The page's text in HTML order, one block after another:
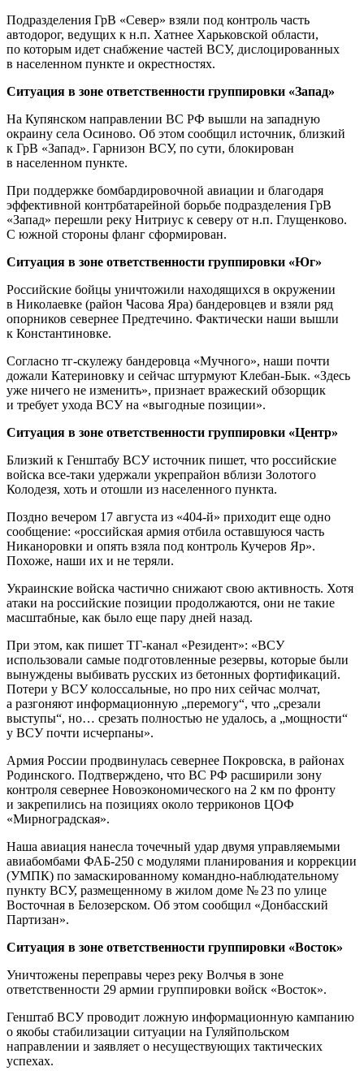
Подразделения ГрВ «Север» взяли под контроль часть
автодорог, ведущих к н.п. Хатнее Харьковской области,
по которым идет снабжение частей ВСУ, дислоцированных
в населенном пункте и окрестностях.
Ситуация в зоне ответственности группировки «Запад»
На Купянском направлении ВС РФ вышли на западную
окраину села Осиново. Об этом сообщил источник, близкий
к ГрВ «Запад». Гарнизон ВСУ, по сути, блокирован
в населенном пункте.
При поддержке бомбардировочной авиации и благодаря
эффективной контрбатарейной борьбе подразделения ГрВ
«Запад» перешли реку Нитриус к северу от н.п. Глущенково.
С южной стороны фланг сформирован.
Ситуация в зоне ответственности группировки «Юг»
Российские бойцы уничтожили находящихся в окружении
в Николаевке (район Часова Яра) бандеровцев и взяли ряд
опорников севернее Предтечино. Фактически наши вышли
к Константиновке.
Согласно тг-скулежу бандеровца «Мучного», наши почти
дожали Катериновку и сейчас штурмуют Клебан-Бык. «Здесь
уже ничего не изменить», признает вражеский обзорщик
и требует ухода ВСУ на «выгодные позиции».
Ситуация в зоне ответственности группировки «Центр»
Близкий к Генштабу ВСУ источник пишет, что российские
войска все-таки удержали укрепрайон вблизи Золотого
Колодезя, хоть и отошли из населенного пункта.
Поздно вечером 17 августа из «404-й» приходит еще одно
сообщение: «российская армия отбила оставшуюся часть
Никаноровки и опять взяла под контроль Кучеров Яр».
Похоже, наши их и не теряли.
Украинские войска частично снижают свою активность. Хотя
атаки на российские позиции продолжаются, они не такие
масштабные, как было еще пару дней назад.
При этом, как пишет ТГ-канал «Резидент»: «ВСУ
использовали самые подготовленные резервы, которые были
вынуждены выбивать русских из бетонных фортификаций.
Потери у ВСУ колоссальные, но про них сейчас молчат,
а разгоняют информационную „перемогу“, что „срезали
выступы“, но… срезать полностью не удалось, а „мощности“
у ВСУ почти исчерпаны».
Армия России продвинулась севернее Покровска, в районах
Родинского. Подтверждено, что ВС РФ расширили зону
контроля севернее Новоэкономического на 2 км по фронту
и закрепились на позициях около терриконов ЦОФ
«Мирноградская».
Наша авиация нанесла точечный удар двумя управляемыми
авиабомбами ФАБ-250 с модулями планирования и коррекции
(УМПК) по замаскированному командно-наблюдательному
пункту ВСУ, размещенному в жилом доме № 23 по улице
Восточная в Белозерском. Об этом сообщил «Донбасский
Партизан».
Ситуация в зоне ответственности группировки «Восток»
Уничтожены переправы через реку Волчья в зоне
ответственности 29 армии группировки войск «Восток».
Генштаб ВСУ проводит ложную информационную кампанию
о якобы стабилизации ситуации на Гуляйпольском
направлении и заявляет о несуществующих тактических
успехах.